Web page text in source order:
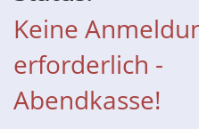
Keine
erforderlich -
Abendkasse!